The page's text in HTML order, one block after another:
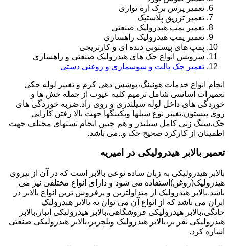
تعمیر پرس برک اره نواری
تعمیر تزریق پلاستیک
تعمیر پمپ هیدرولیک صنعتی
تعمیر پمپ هیدرولیک راهسازی
پمپ های پیستونی دنده ای و کارتریجی
سرویس انواع جک های هیدرولیک صنعتی و راهسازی
تعمیر جک پالت و سوسماری و روغنی دستی
انجام انواع خدمات هونینگ،پوشش دهی کرم و تغییر لوله جکی
تعمیرات اساسی شامل ترمیم کلیه عیوب از جمله خش ها و
خوردگی های داخل لوله سیلندری و روی راد.ضربه خوردگی های
روی پیستون.تغییر نوع سیلها وپکینگها جهت بالا رفتن کارایی
جک،سنگ زنی کامل سیلندر و هم چنین انجام تستهای مختلف جهت
اطمینان از کارکرد صحیح جک و..می باشد.
تعمیر بالابر هیدرولیکی در امیریه
بالابر هیدرولیکی به زبان ساده نوعی بالابر است که در آن از نیروی
هیدرولیک(روغن)استفاده می شود و دارای انواع مختلفی نیز می
باشد.بالابر هیدرولیک از متداولترین و پرفروش ترین انواع بالابر در
ایران می باشد که از انواع آن می توان به بالابر هیدرولیک
خانگی،بالابر هیدرولیکی فروشگاهی،بالابر هیدرولیکی انبار،بالابر
هیدرولیکی نفر بر،بالابر هیدرولیک ویلچربر،بالابر هیدرولیکی صنعتی
اشاره کرد.